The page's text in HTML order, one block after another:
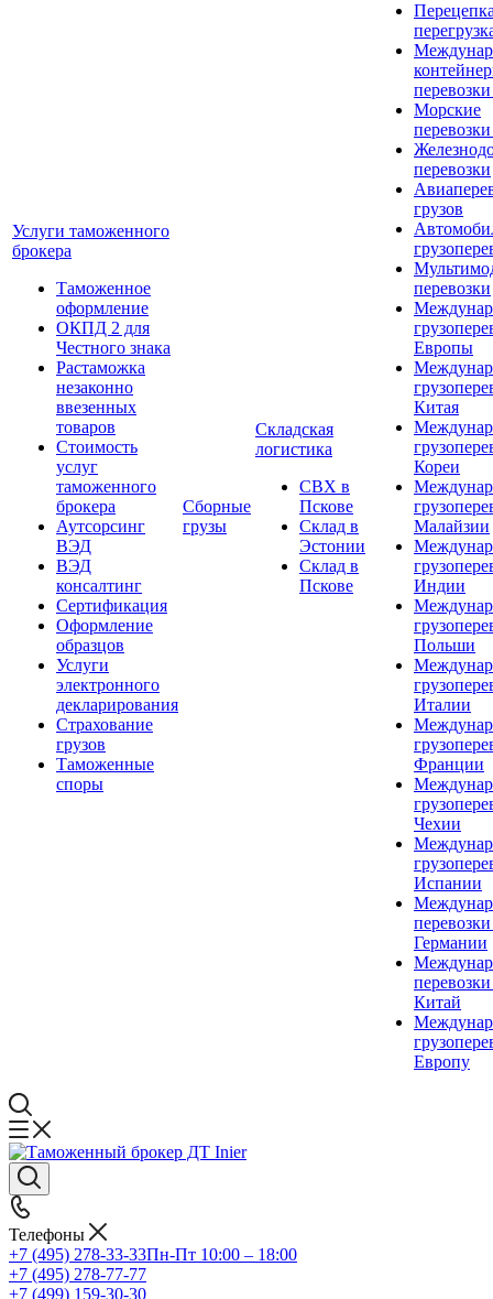
Услуги таможенного
брокера
Таможенное
оформление
ОКПД 2 для
Честного знака
Растаможка
незаконно
ввезенных
товаров
Стоимость
услуг
таможенного
брокера
Аутсорсинг
ВЭД
ВЭД
консалтинг
Сертификация
Оформление
образцов
Услуги
электронного
декларирования
Страхование
грузов
Таможенные
споры
Сборные
грузы
Складская
логистика
СВХ в
Пскове
Склад в
Эстонии
Склад в
Пскове
Морские
перевозки
грузов
перевозки
Европы
Китая
Кореи
Малайзии
Индии
Польши
Италии
Франции
Чехии
Испании
Германии
Китай
Европу
Телефоны
+7 (495) 278-33-33Пн-Пт 10:00 – 18:00
+7 (495) 278-77-77
+7 (499) 159-30-30